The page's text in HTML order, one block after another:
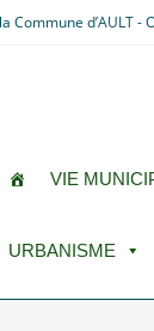
d’outils
d’AULT -
VIE
URBANISME